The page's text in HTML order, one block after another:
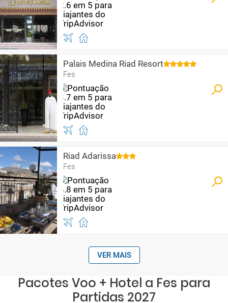
Palais Medina Riad Resort
Fes
Riad Adarissa
Fes
VER MAIS
Pacotes Voo + Hotel a Fes para
Partidas 2027